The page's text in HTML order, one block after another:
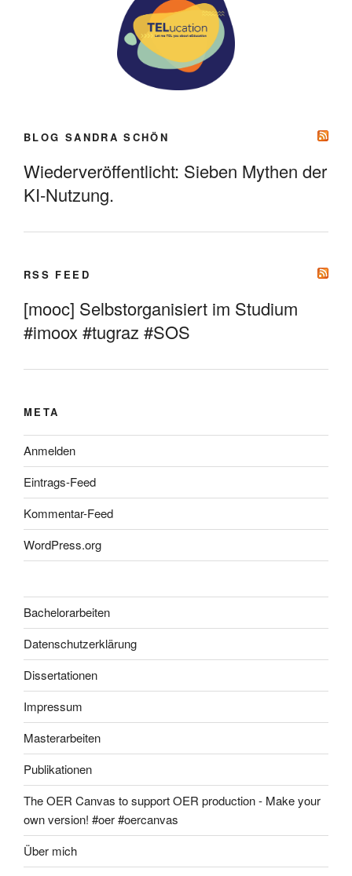
BLOG SANDRA SCHÖN
Wiederveröffentlicht: Sieben Mythen der
KI-Nutzung.
RSS FEED
[mooc] Selbstorganisiert im Studium
#imoox #tugraz #SOS
META
Anmelden
Eintrags-Feed
Kommentar-Feed
WordPress.org
Bachelorarbeiten
Datenschutzerklärung
Dissertationen
Impressum
Masterarbeiten
Publikationen
The OER Canvas to support OER production - Make your
own version! #oer #oercanvas
Über mich